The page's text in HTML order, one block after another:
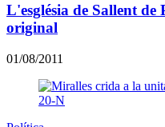
L'església de Sallent de
original
01/08/2011